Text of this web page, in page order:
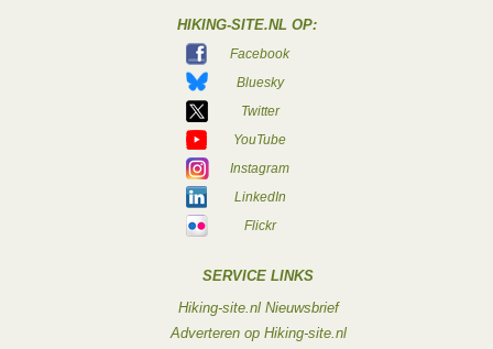
HIKING-SITE.NL OP:
Facebook
Bluesky
Twitter
YouTube
Instagram
LinkedIn
Flickr
SERVICE LINKS
Hiking-site.nl Nieuwsbrief
Adverteren op Hiking-site.nl